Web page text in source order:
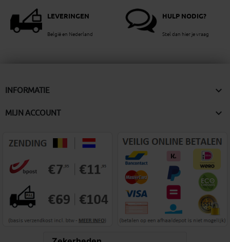
LEVERINGEN
België en Nederland
HULP NODIG?
Stel dan hier je vraag
INFORMATIE 
MIJN ACCOUNT 